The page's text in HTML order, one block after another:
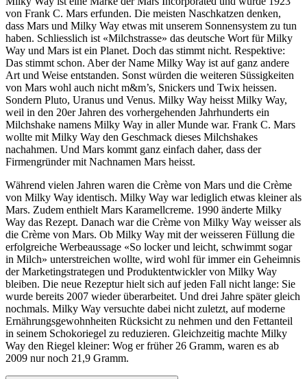
von Frank C. Mars erfunden. Die meisten Naschkatzen denken,
dass Mars und Milky Way etwas mit unserem Sonnensystem zu tun
haben. Schliesslich ist «Milchstrasse» das deutsche Wort für Milky
Way und Mars ist ein Planet. Doch das stimmt nicht. Respektive:
Das stimmt schon. Aber der Name Milky Way ist auf ganz andere
Art und Weise entstanden. Sonst würden die weiteren Süssigkeiten
von Mars wohl auch nicht m&m’s, Snickers und Twix heissen.
Sondern Pluto, Uranus und Venus. Milky Way heisst Milky Way,
weil in den 20er Jahren des vorhergehenden Jahrhunderts ein
Milchshake namens Milky Way in aller Munde war. Frank C. Mars
wollte mit Milky Way den Geschmack dieses Milchshakes
nachahmen. Und Mars kommt ganz einfach daher, dass der
Firmengründer mit Nachnamen Mars heisst.
Während vielen Jahren waren die Crème von Mars und die Crème
von Milky Way identisch. Milky Way war lediglich etwas kleiner als
Mars. Zudem enthielt Mars Karamellcreme. 1990 änderte Milky
Way das Rezept. Danach war die Crème von Milky Way weisser als
die Crème von Mars. Ob Milky Way mit der weisseren Füllung die
erfolgreiche Werbeaussage «So locker und leicht, schwimmt sogar
in Milch» unterstreichen wollte, wird wohl für immer ein Geheimnis
der Marketingstrategen und Produktentwickler von Milky Way
bleiben. Die neue Rezeptur hielt sich auf jeden Fall nicht lange: Sie
wurde bereits 2007 wieder überarbeitet. Und drei Jahre später gleich
nochmals. Milky Way versuchte dabei nicht zuletzt, auf moderne
Ernährungsgewohnheiten Rücksicht zu nehmen und den Fettanteil
in seinem Schokoriegel zu reduzieren. Gleichzeitig machte Milky
Way den Riegel kleiner: Wog er früher 26 Gramm, waren es ab
2009 nur noch 21,9 Gramm.